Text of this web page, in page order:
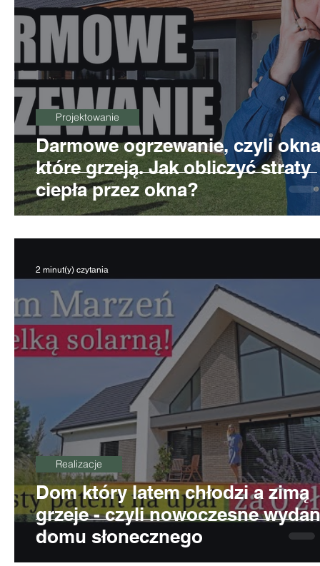
Darmowe ogrzewanie, czyli
które grzeją. Jak obliczyć straty
ciepła przez okna?
Projektowanie
Dom który latem chłodzi a zimą
grzeje - czyli nowoczesne
domu słonecznego
Realizacje
2 minut(y) czytania